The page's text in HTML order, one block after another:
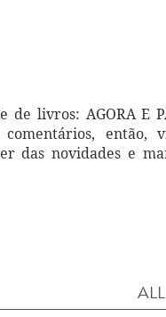
livros: AGORA E
então,
das novidades e
ALL